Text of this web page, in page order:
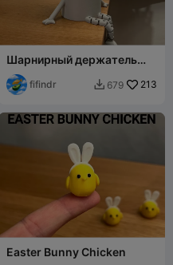
Шарнирный держатель
для ручек
fifindr  679 213
Easter Bunny Chicken